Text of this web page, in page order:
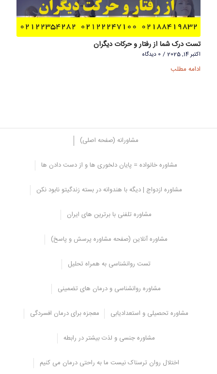
تست درک شما از رفتار و حرکات دیگران
اکتبر 14, 2025 / 0 دیدگاه
ادامه مطلب
مشاورانه (صفحه اصلی)
مشاوره خانواده = پایان دلخوری ها و از دست دادن ها
مشاوره ازدواج | دیگه با هندوانه در بسته زندگیتو نابود نکن
مشاوره تلفنی با برترین های ایران
مشاوره آنلاین (صفحه مشاوره پرسش و پاسخ)
تست روانشناسی به همراه تحلیل
مشاوره روانشناسی و درمان های تضمینی
مشاوره تحصیلی و استعدادیابی معجزه برای درمان افسردگی
مشاوره جنسی و لذت بیشتر در رابطه
اختلال روان ترسناک نیست ما به راحتی درمان می کنیم
انتقال استرس به دیگران
اگر نمی خواهید به این مشکلات برسید، با افرادی که تحت تأثیر قرار گرفته
اند ارتباط برقرار نکنید و اگر نمی خواهید بر خانواده و عزیزانتان انتقال
استرسی داشته باشید، وقتی این استرس را تجربه می کنید، نزدیک به آنها
زیرا محققان می گویند که استرس مسری است و می تواند از شما به
مشکلات مانند افسردگی مسری هستند و تجربیات دلپذیر مانند خنده و
آنها واگیر دار هستند.
درک علل استرس
اگر وارد میانسالی شده اید، مراقب سلامت روانی خود باشید.
گیرند و در معرض استرس قرار دارند.